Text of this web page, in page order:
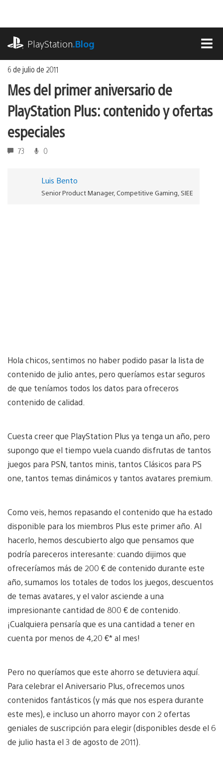
contenido
PlayStation.Blog
6 de julio de 2011
Mes del primer aniversario de
PlayStation Plus: contenido y ofertas
especiales
73 0
Luis Bento
Senior Product Manager, Competitive Gaming, SIEE
Hola chicos, sentimos no haber podido pasar la lista de
contenido de julio antes, pero queríamos estar seguros
de que teníamos todos los datos para ofreceros
contenido de calidad.
Cuesta creer que PlayStation Plus ya tenga un año, pero
supongo que el tiempo vuela cuando disfrutas de tantos
juegos para PSN, tantos minis, tantos Clásicos para PS
one, tantos temas dinámicos y tantos avatares premium.
Como veis, hemos repasando el contenido que ha estado
disponible para los miembros Plus este primer año. Al
hacerlo, hemos descubierto algo que pensamos que
podría pareceros interesante: cuando dijimos que
ofreceríamos más de 200 € de contenido durante este
año, sumamos los totales de todos los juegos, descuentos
de temas avatares, y el valor asciende a una
impresionante cantidad de 800 € de contenido.
¡Cualquiera pensaría que es una cantidad a tener en
cuenta por menos de 4,20 €* al mes!
Pero no queríamos que este ahorro se detuviera aquí.
Para celebrar el Aniversario Plus, ofrecemos unos
contenidos fantásticos (y más que nos espera durante
este mes), e incluso un ahorro mayor con 2 ofertas
geniales de suscripción para elegir (disponibles desde el 6
de julio hasta el 3 de agosto de 2011).